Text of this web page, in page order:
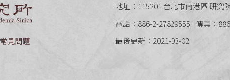
常見問題
地址：115201 台北市南港區 研究
電話：886-2-27829555 傳真：
最後更新：2021-03-02